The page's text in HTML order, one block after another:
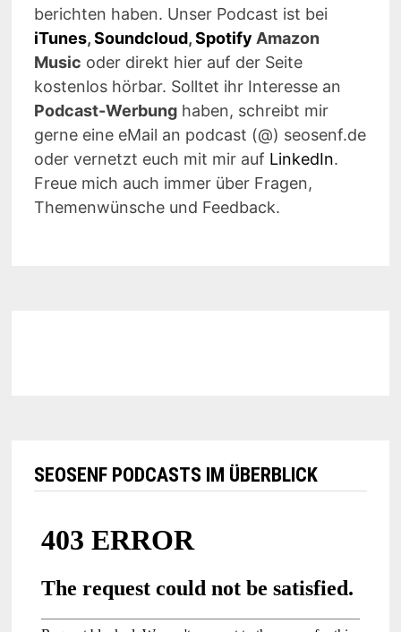
berichten haben. Unser Podcast ist bei
iTunes,Soundcloud,Spotify Amazon
Music oder direkt hier auf der Seite
kostenlos hörbar. Solltet ihr Interesse an
Podcast-Werbunghaben, schreibt mir
gerne eine eMail an podcast (@) seosenf.de
oder vernetzt euch mit mir auf LinkedIn.
Freue mich auch immer über Fragen,
Themenwünsche und Feedback.
SEOSENF PODCASTS IM ÜBERBLICK